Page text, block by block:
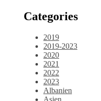
Categories
2019
2019-2023
2020
2021
2022
2023
Albanien
Asien